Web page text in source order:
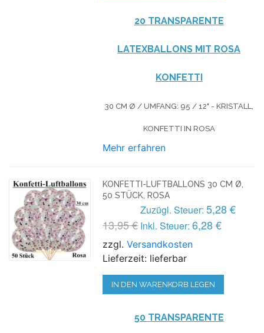
20 TRANSPARENTE
LATEXBALLONS MIT ROSA
KONFETTI
30 CM Ø / UMFANG: 95 / 12" - KRISTALL,
KONFETTI IN ROSA
Mehr erfahren
KONFETTI-LUFTBALLONS 30 CM Ø,
50 STÜCK, ROSA
13,95 €
Zuzügl. Steuer: 5,28 €
Inkl. Steuer: 6,28 €
zzgl.Versandkosten
Lieferzeit: lieferbar
IN DEN WARENKORB LEGEN
50 TRANSPARENTE